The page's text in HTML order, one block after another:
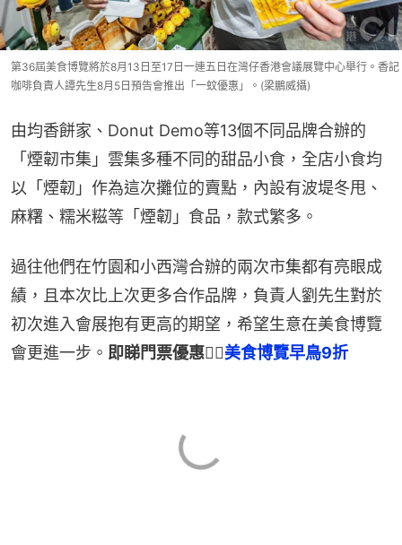
第36屆美食博覽將於8月13日至17日一連五日在灣仔香港會議展覽中心舉行。香記
咖啡負責人譚先生8月5日預告會推出「一蚊優惠」。(梁鵬威攝)
由均香餅家、Donut Demo等13個不同品牌合辦的
「煙韌市集」雲集多種不同的甜品小食，全店小食均
以「煙韌」作為這次攤位的賣點，內設有波堤冬甩、
麻糬、糯米糍等「煙韌」食品，款式繁多。
過往他們在竹園和小西灣合辦的兩次市集都有亮眼成
績，且本次比上次更多合作品牌，負責人劉先生對於
初次進入會展抱有更高的期望，希望生意在美食博覽
會更進一步。 即睇門票優惠👉🏻美食博覽早鳥9折